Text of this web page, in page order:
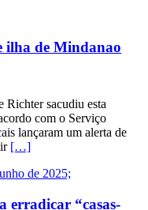
ilha de Mindanao
Richter sacudiu esta
com o Serviço
lançaram um alerta de
[…]
erradicar “casas-